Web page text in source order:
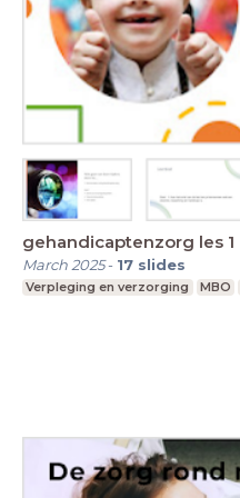
gehandicaptenzorg les 1
March 2025- 17 slides
Verpleging en verzorging MBO